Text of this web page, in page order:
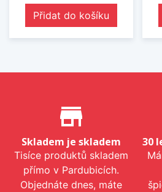
Přidat do košíku
Proč nakupovat u nás?
store_mall_directory
Skladem je skladem
Tisíce produktů skladem
přímo v Pardubicích.
Objednáte dnes, máte
30